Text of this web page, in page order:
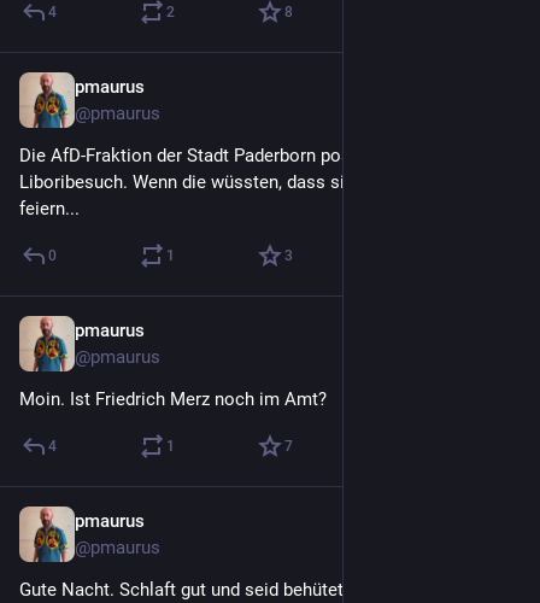
4 2 8
pmaurus
@pmaurus
Die AfD-Fraktion der Stadt Paderborn postet ein Bild vom
Liboribesuch. Wenn die wüssten, dass sie da einen Ausländer
feiern...
0 1 3
pmaurus
@pmaurus
Moin. Ist Friedrich Merz noch im Amt?
4 1 7
pmaurus
@pmaurus
Gute Nacht. Schlaft gut und seid behütet.